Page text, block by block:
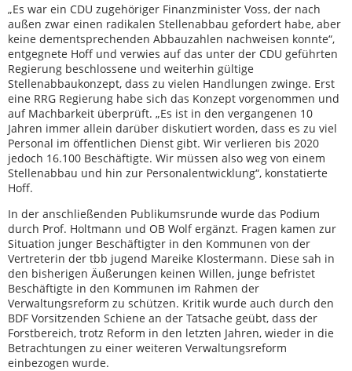
„Es war ein CDU zugehöriger Finanzminister Voss, der nach
außen zwar einen radikalen Stellenabbau gefordert habe, aber
keine dementsprechenden Abbauzahlen nachweisen konnte“,
entgegnete Hoff und verwies auf das unter der CDU geführten
Regierung beschlossene und weiterhin gültige
Stellenabbaukonzept, dass zu vielen Handlungen zwinge. Erst
eine RRG Regierung habe sich das Konzept vorgenommen und
auf Machbarkeit überprüft. „Es ist in den vergangenen 10
Jahren immer allein darüber diskutiert worden, dass es zu viel
Personal im öffentlichen Dienst gibt. Wir verlieren bis 2020
jedoch 16.100 Beschäftigte. Wir müssen also weg von einem
Stellenabbau und hin zur Personalentwicklung“, konstatierte
Hoff.
In der anschließenden Publikumsrunde wurde das Podium
durch Prof. Holtmann und OB Wolf ergänzt. Fragen kamen zur
Situation junger Beschäftigter in den Kommunen von der
Vertreterin der tbb jugend Mareike Klostermann. Diese sah in
den bisherigen Äußerungen keinen Willen, junge befristet
Beschäftigte in den Kommunen im Rahmen der
Verwaltungsreform zu schützen. Kritik wurde auch durch den
BDF Vorsitzenden Schiene an der Tatsache geübt, dass der
Forstbereich, trotz Reform in den letzten Jahren, wieder in die
Betrachtungen zu einer weiteren Verwaltungsreform
einbezogen wurde.